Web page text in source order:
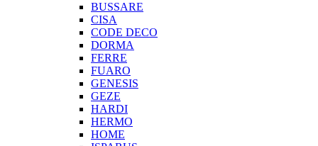
BUSSARE
CISA
CODE DECO
DORMA
FERRE
FUARO
GENESIS
GEZE
HARDI
HERMO
HOMЕ